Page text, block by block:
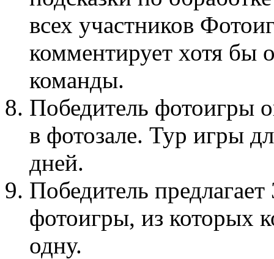
всех участников
комментирует хотя бы
команды.
Победитель фотоигры
в фотозале. Тур игры
дней.
Победитель
фотоигры, из которых
одну.